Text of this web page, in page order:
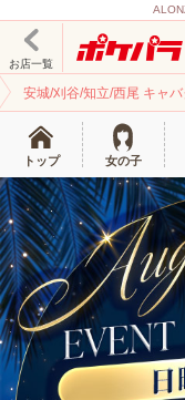
お店一覧
安城/刈谷/知立/西尾 キャバ
トップ 女の子